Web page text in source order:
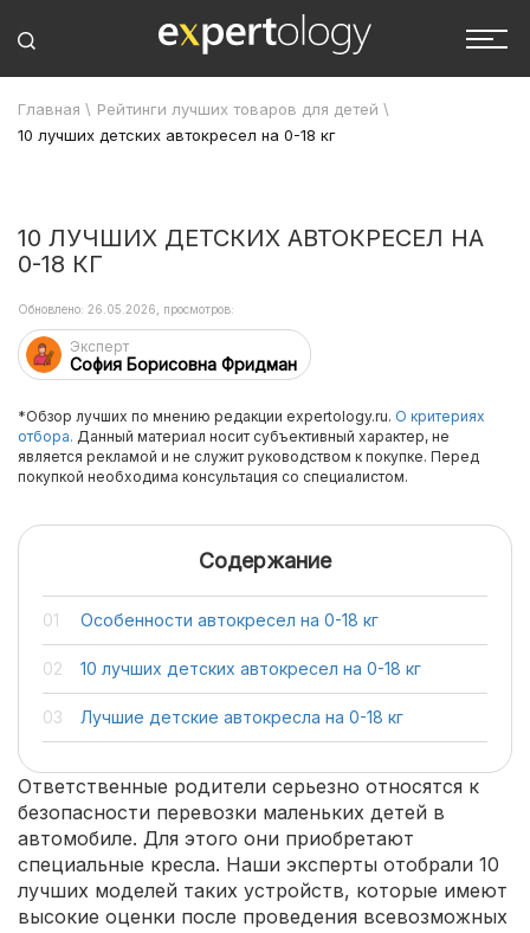
Главная \ Рейтинги лучших товаров для детей \
10 лучших детских автокресел на 0-18 кг
10 ЛУЧШИХ ДЕТСКИХ АВТОКРЕСЕЛ НА
0-18 КГ
Эксперт
София Борисовна Фридман
Обновлено: 26.05.2026, просмотров:
*Обзор лучших по мнению редакции expertology.ru. О критериях
отбора. Данный материал носит субъективный характер, не
является рекламой и не служит руководством к покупке. Перед
покупкой необходима консультация со специалистом.
Содержание
Особенности автокресел на 0-18 кг
10 лучших детских автокресел на 0-18 кг
Лучшие детские автокресла на 0-18 кг
Ответственные родители серьезно относятся к
безопасности перевозки маленьких детей в
автомобиле. Для этого они приобретают
специальные кресла. Наши эксперты отобрали 10
лучших моделей таких устройств, которые имеют
высокие оценки после проведения всевозможных